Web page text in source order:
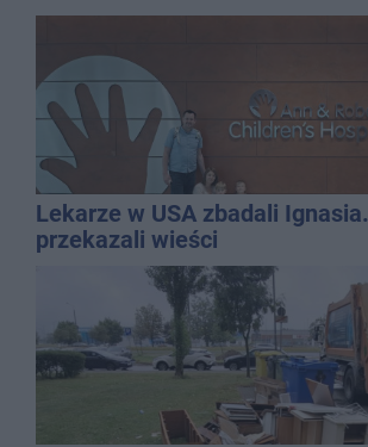
Lekarze w USA zbadali
przekazali wieści